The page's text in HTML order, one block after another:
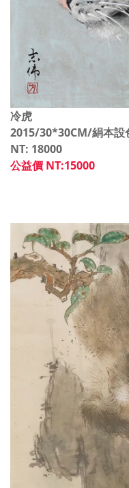
冷虎
2015/30*30CM/絹本設
NT: 18000
公益價 NT:15000